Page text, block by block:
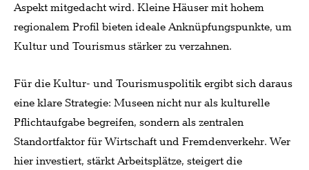
Aspekt mitgedacht wird. Kleine Häuser mit hohem
regionalem Profil bieten ideale Anknüpfungspunkte, um
Kultur und Tourismus stärker zu verzahnen.
Für die Kultur- und Tourismuspolitik ergibt sich daraus
eine klare Strategie: Museen nicht nur als kulturelle
Pflichtaufgabe begreifen, sondern als zentralen
Standortfaktor für Wirtschaft und Fremdenverkehr. Wer
hier investiert, stärkt Arbeitsplätze, steigert die